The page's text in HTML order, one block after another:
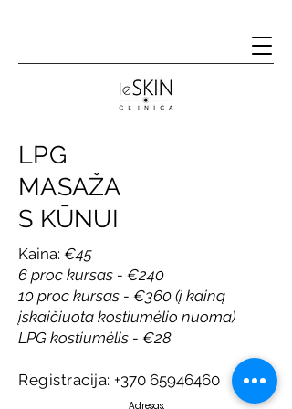
LPG
MASAŽA
S KŪNUI
Kaina: €45
6 proc kursas - €240
10 proc kursas - €360 (į kainą
įskaičiuota kostiumėlio nuoma)
LPG kostiumėlis - €28
Registracija: +370 65946460
​​Adresas: